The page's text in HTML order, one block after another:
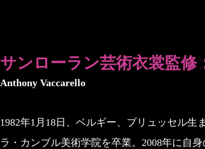
サンローラン芸術衣裳監修
Anthony Vaccarello
1982年1月18日、ベルギー、ブリュッセル
ラ・カンブル美術学院を卒業。2008年に自